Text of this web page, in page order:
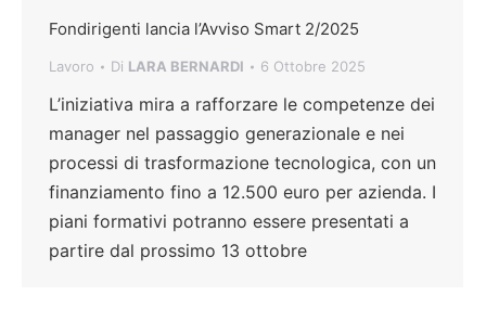
Fondirigenti lancia l’Avviso Smart 2/2025
Lavoro Di LARA BERNARDI 6 Ottobre 2025
L’iniziativa mira a rafforzare le competenze dei
manager nel passaggio generazionale e nei
processi di trasformazione tecnologica, con un
finanziamento fino a 12.500 euro per azienda. I
piani formativi potranno essere presentati a
partire dal prossimo 13 ottobre